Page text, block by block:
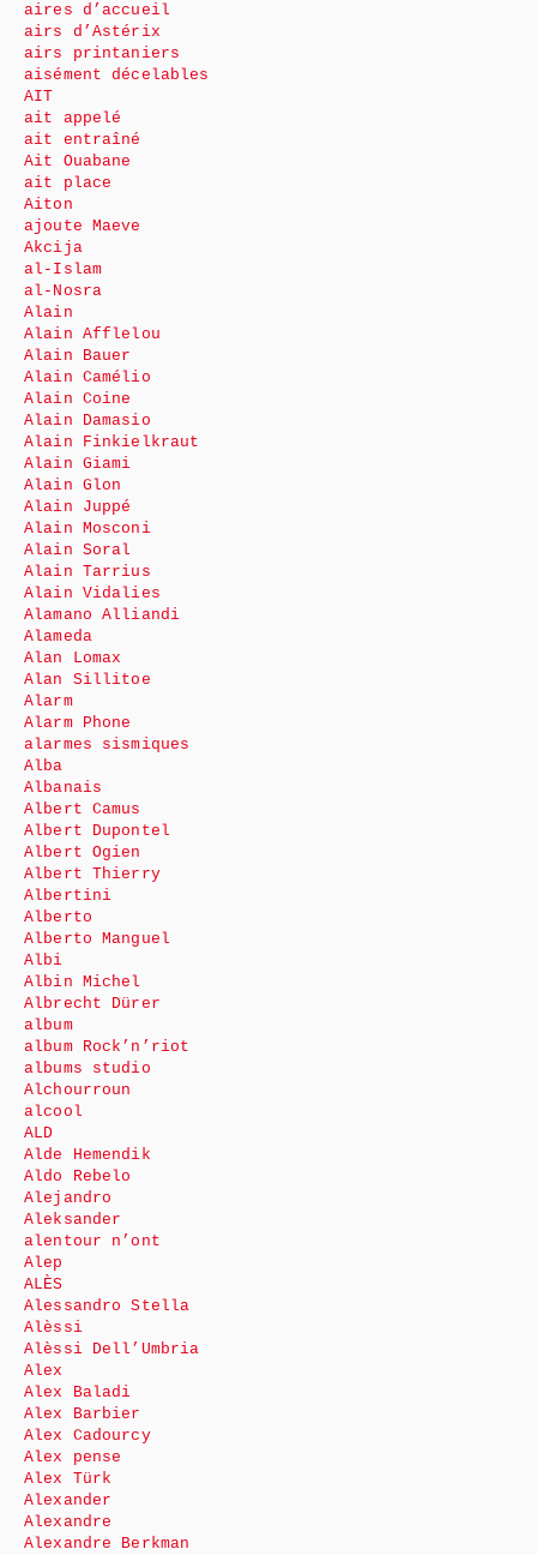
aires d’accueil
airs d’Astérix
airs printaniers
aisément décelables
AIT
ait appelé
ait entraîné
Ait Ouabane
ait place
Aiton
ajoute Maeve
Akcija
al-Islam
al-Nosra
Alain
Alain Afflelou
Alain Bauer
Alain Camélio
Alain Coine
Alain Damasio
Alain Finkielkraut
Alain Giami
Alain Glon
Alain Juppé
Alain Mosconi
Alain Soral
Alain Tarrius
Alain Vidalies
Alamano Alliandi
Alameda
Alan Lomax
Alan Sillitoe
Alarm
Alarm Phone
alarmes sismiques
Alba
Albanais
Albert Camus
Albert Dupontel
Albert Ogien
Albert Thierry
Albertini
Alberto
Alberto Manguel
Albi
Albin Michel
Albrecht Dürer
album
album Rock’n’riot
albums studio
Alchourroun
alcool
ALD
Alde Hemendik
Aldo Rebelo
Alejandro
Aleksander
alentour n’ont
Alep
ALÈS
Alessandro Stella
Alèssi
Alèssi Dell’Umbria
Alex
Alex Baladi
Alex Barbier
Alex Cadourcy
Alex pense
Alex Türk
Alexander
Alexandre
Alexandre Berkman